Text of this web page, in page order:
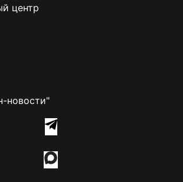
центр
новости"